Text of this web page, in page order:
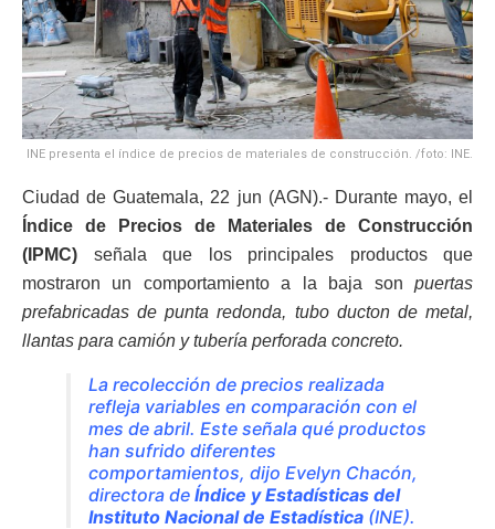
INE presenta el índice de precios de materiales de construcción. /foto: INE.
Ciudad de Guatemala, 22 jun (AGN).- Durante mayo, el
Índice de Precios de Materiales de Construcción
(IPMC) señala que los principales productos que
mostraron un comportamiento a la baja son puertas
prefabricadas de punta redonda, tubo ducton de metal,
llantas para camión y tubería perforada concreto.
La recolección de precios realizada
refleja variables en comparación con el
mes de abril. Este señala qué productos
han sufrido diferentes
comportamientos, dijo Evelyn Chacón,
directora de Índice y Estadísticas del
Instituto Nacional de Estadística (INE).